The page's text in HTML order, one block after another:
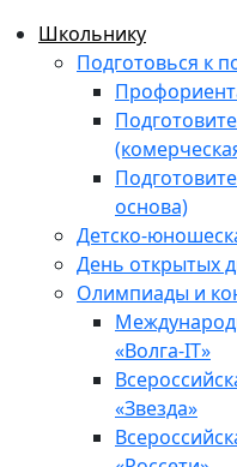
Школьнику
Подготовься к
основа)
Детско-
День открытых
Олимпиады и
«Волга-IT»
«Звезда»